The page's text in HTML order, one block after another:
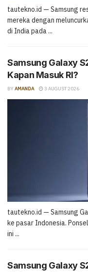
tautekno.id — Samsung
mereka dengan
di India pada ...
Samsung Galaxy
Kapan Masuk RI?
BY AMANDA 3 AUGUST 2026
tautekno.id — Samsung
ke pasar Indonesia.
ini ...
Samsung Galaxy